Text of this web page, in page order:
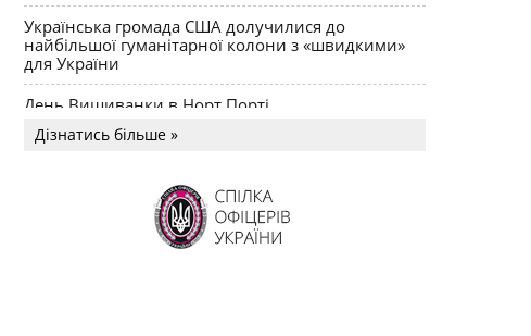
Українська громада США долучилися до
найбільшої гуманітарної колони з «швидкими»
для України
День Вишиванки в Норт Порті
OPUS MAGNUM Олега К. Романчука
Дізнатись більше »